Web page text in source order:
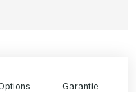
Garantie